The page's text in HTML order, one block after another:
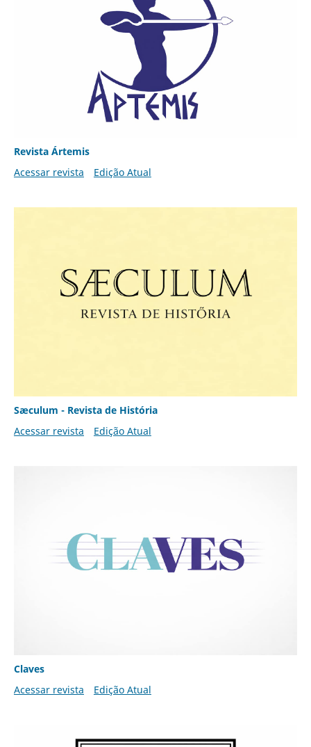
Revista Ártemis
Acessar revista
Edição Atual
Sæculum - Revista de História
Acessar revista
Edição Atual
Claves
Acessar revista
Edição Atual